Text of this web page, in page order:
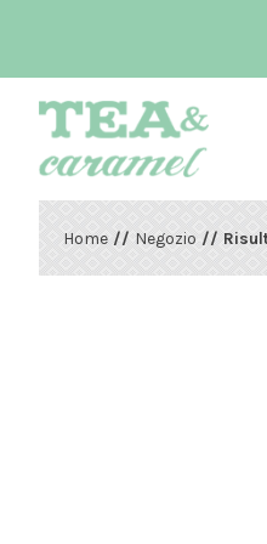
Home//Negozio//